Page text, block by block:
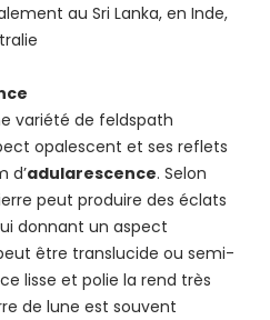
au Sri Lanka, en Inde,
variété de feldspath
opalescent et ses reflets
d’adularescence. Selon
peut produire des éclats
donnant un aspect
être translucide ou semi-
lisse et polie la rend très
de lune est souvent